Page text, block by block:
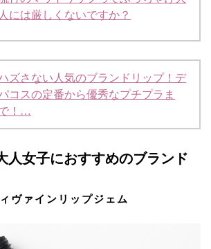
人には厳しくないですか？
ズさない人気のブランドリップ！デ
コスの定番から優秀なプチプラま
！…
人女子におすすめのブランド
ヴァインリップジェム